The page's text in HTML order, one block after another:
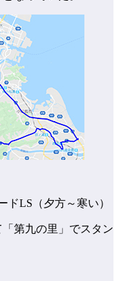
LS（夕方～寒い）
第九の里」でスタン